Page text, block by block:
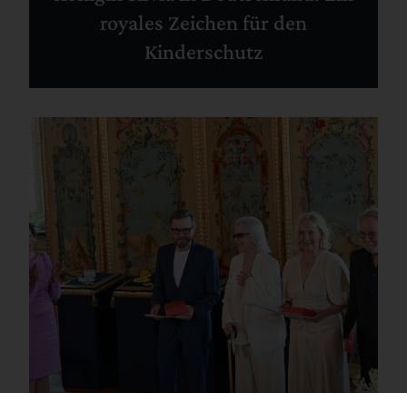
royales Zeichen für den
Kinderschutz